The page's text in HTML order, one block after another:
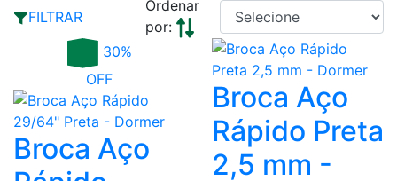
FILTRAR
Ordenar
por:
30%
OFF
Broca Aço
Broca Aço
Rápido Preta
2,5 mm -